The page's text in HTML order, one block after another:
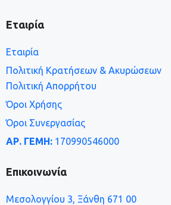
Εταιρία
Εταιρία
Πολιτική Κρατήσεων & Ακυρώσεων
Πολιτική Απορρήτου
Όροι Χρήσης
Όροι Συνεργασίας
ΑΡ. ΓΕΜΗ: 170990546000
Επικοινωνία
Μεσολογγίου 3, Ξάνθη 671 00